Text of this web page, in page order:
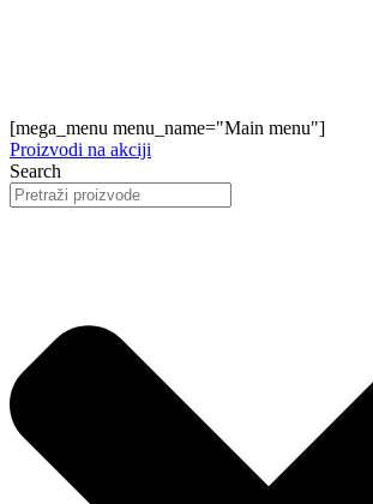
[mega_menu menu_name="Main menu"]
Proizvodi na akciji
Search